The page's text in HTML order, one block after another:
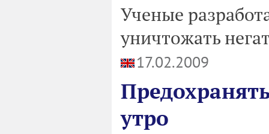
Ученые
уничтожать
17.02.2009
утро